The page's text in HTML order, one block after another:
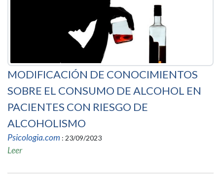
MODIFICACIÓN DE CONOCIMIENTOS
SOBRE EL CONSUMO DE ALCOHOL EN
PACIENTES CON RIESGO DE
ALCOHOLISMO
Psicologia.com : 23/09/2023
Leer